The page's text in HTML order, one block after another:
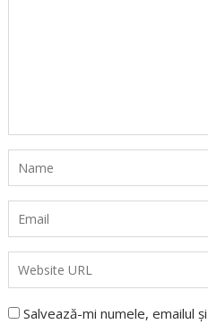
Salvează-mi numele, emailul